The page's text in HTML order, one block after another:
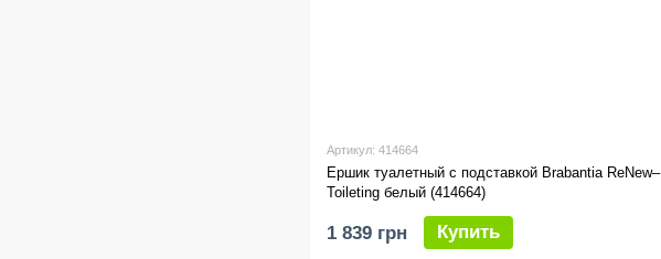
Артикул: 414664
Ершик туалетный с подставкой Brabantia ReNew–
Toileting белый (414664)
1 839 грн Купить